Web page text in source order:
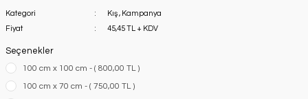
Kategori Kış , Kampanya
Fiyat
45,45 TL + KDV
Seçenekler
100 cm x 100 cm - ( 800,00 TL )
100 cm x 70 cm - ( 750,00 TL )